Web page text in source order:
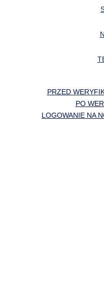
PRZED
PO
LOGOWANIE NA